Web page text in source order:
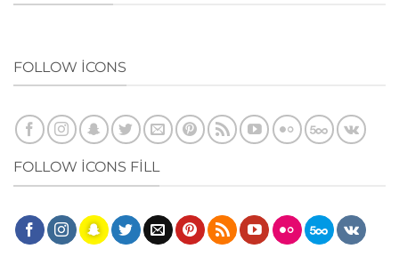
FOLLOW ICONS
FOLLOW ICONS FILL